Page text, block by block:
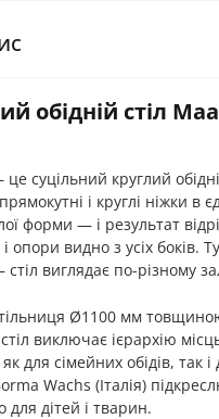
обідній стіл
суцільний круглий
і круглі ніжки в
форми — і результат
опори видно з усіх боків.
виглядає по-різному
Ø1100 мм
виключає ієрархію
для сімейних обідів,
Wachs (Італія)
для дітей і тварин.